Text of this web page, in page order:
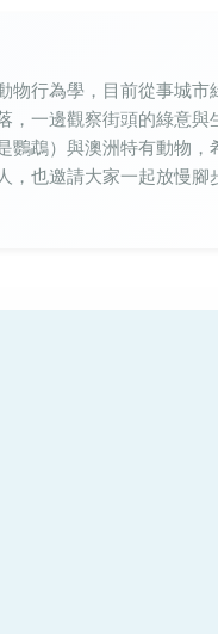
行為學，目前從事城市
一邊觀察街頭的綠意與
鵡）與澳洲特有動物，
也邀請大家一起放慢腳